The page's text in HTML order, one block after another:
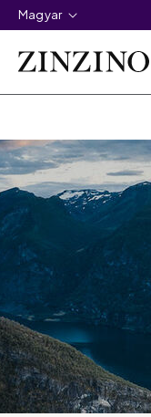
Magyar